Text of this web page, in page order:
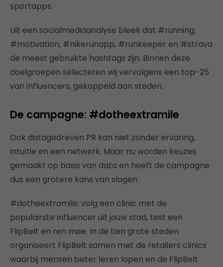
sportapps.
Uit een socialmediaanalyse bleek dat #running,
#motivation, #nikerunapp, #runkeeper en #strava
de meest gebruikte hashtags zijn. Binnen deze
doelgroepen selecteren wij vervolgens een top-25
van influencers, gekoppeld aan steden.
De campagne: #dotheextramile
Ook datagedreven PR kan niet zonder ervaring,
intuïtie en een netwerk. Maar nu worden keuzes
gemaakt op basis van data en heeft de campagne
dus een grotere kans van slagen.
#dotheextramile: volg een clinic met de
populairste influencer uit jouw stad, test een
FlipBelt en ren mee. In de tien grote steden
organiseert FlipBelt samen met de retailers clinics
waarbij mensen beter leren lopen en de FlipBelt